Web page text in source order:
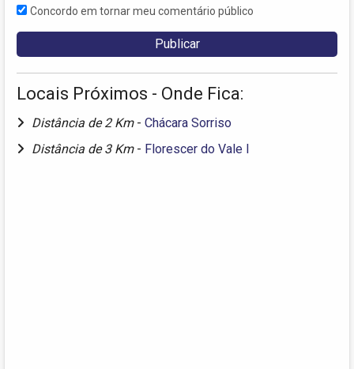
Concordo em tornar meu comentário público
Locais Próximos - Onde Fica:
Distância de 2 Km - Chácara Sorriso
Distância de 3 Km - Florescer do Vale I